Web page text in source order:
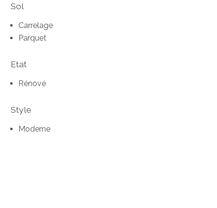
Sol
Carrelage
Parquet
Etat
Rénové
Style
Moderne